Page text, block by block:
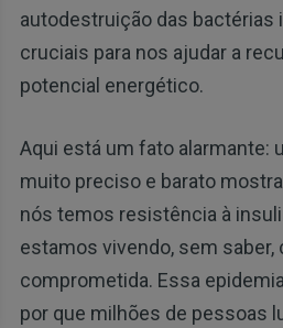
autodestruição das bactérias
cruciais para nos ajudar a
potencial energético.
Aqui está um fato alarmante:
muito preciso e barato
nós temos resistência à
estamos vivendo, sem saber,
comprometida. Essa
por que milhões de pessoas